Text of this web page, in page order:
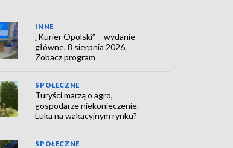
INNE
„Kurier Opolski” – wydanie
główne, 8 sierpnia 2026.
Zobacz program
SPOŁECZNE
Turyści marzą o agro,
gospodarze niekonieczenie.
Luka na wakacyjnym rynku?
SPOŁECZNE